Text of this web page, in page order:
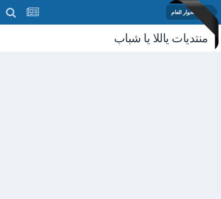
منتدى الحوار العام
منتديات ياللا يا شباب